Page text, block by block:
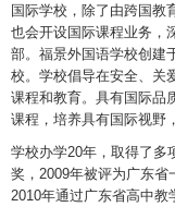
国际学校，除了由跨国教
也会开设国际课程业务，
部。福景外国语学校创建
校。学校倡导在安全、关
课程和教育。具有国际品
课程，培养具有国际视野
学校办学20年，取得了多
奖，2009年被评为广东省
2010年通过广东省高中教